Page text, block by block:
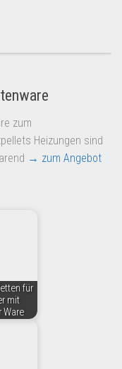
zum
Heizungen sind
→ zum Angebot
für
mit
Ware